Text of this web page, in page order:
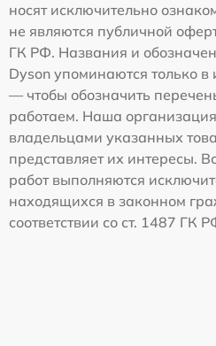
носят исключительно
не являются публичной
ГК РФ. Названия и
Dyson упоминаются только
— чтобы обозначить
работаем. Наша
владельцами указанных
представляет их интересы.
работ выполняются
находящихся в законном
соответствии со ст. 1487 ГК